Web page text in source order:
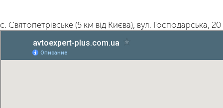
с. Святопетрівське (5 км від Києва), вул. Господарська, 20